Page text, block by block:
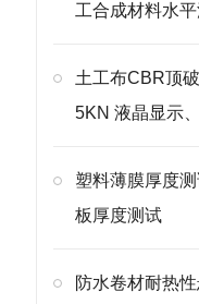
工合成材料水
土工布CBR顶
5KN 液晶显示
塑料薄膜厚度
板厚度测试
防水卷材耐热